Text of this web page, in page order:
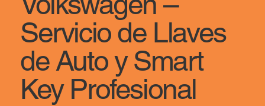
Servicio de Llaves
de Auto y Smart
Key Profesional